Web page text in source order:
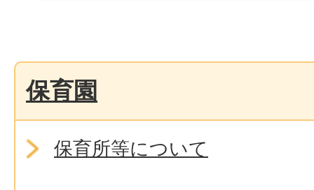
保育園
保育所等について